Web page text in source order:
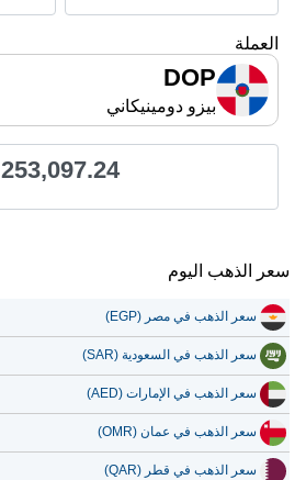
العملة
DOP
بيزو دومينيكاني
253,097.24
سعر الذهب اليوم
سعر الذهب في مصر (EGP)
سعر الذهب في السعودية (SAR)
سعر الذهب في الإمارات (AED)
سعر الذهب في عمان (OMR)
سعر الذهب في قطر (QAR)